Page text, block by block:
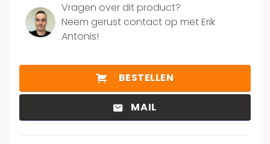
Vragen over dit product?
Neem gerust contact op met Erik
Antonis!
BESTELLEN
MAIL